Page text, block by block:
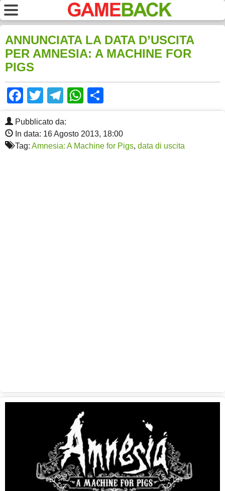
ANNUNCIATA LA DATA D’USCITA
PER AMNESIA: A MACHINE FOR
PIGS
Facebook
TwitterTelegram
WhatsApp
Pubblicato da:
In data: 16 Agosto 2013, 18:00
Tag: Amnesia: A Machine for Pigs, data di uscita